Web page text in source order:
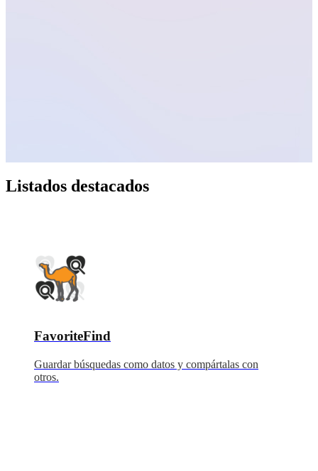
Listados destacados
FavoriteFind
Guardar búsquedas como datos y compártalas con
otros.